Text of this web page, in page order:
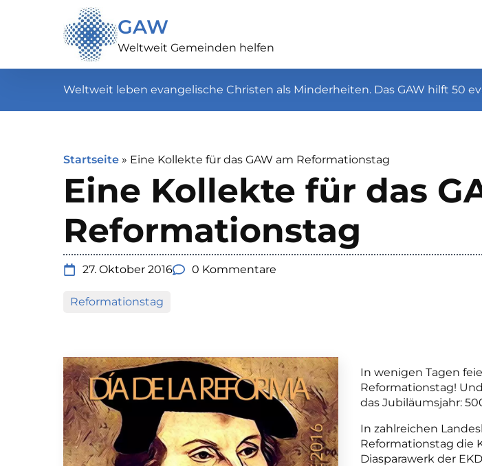
GAW
Weltweit Gemeinden helfen
Weltweit leben evangelische Christen als Minderheiten. Das GAW hilft 50
Startseite » Eine Kollekte für das GAW am Reformationstag
Eine Kollekte für das
Reformationstag
27. Oktober 2016 0 Kommentare
Reformationstag
In wenigen Tagen
Reformationstag!
das Jubiläumsjahr:
In zahlreichen
Reformationstag die
Diasparawerk der